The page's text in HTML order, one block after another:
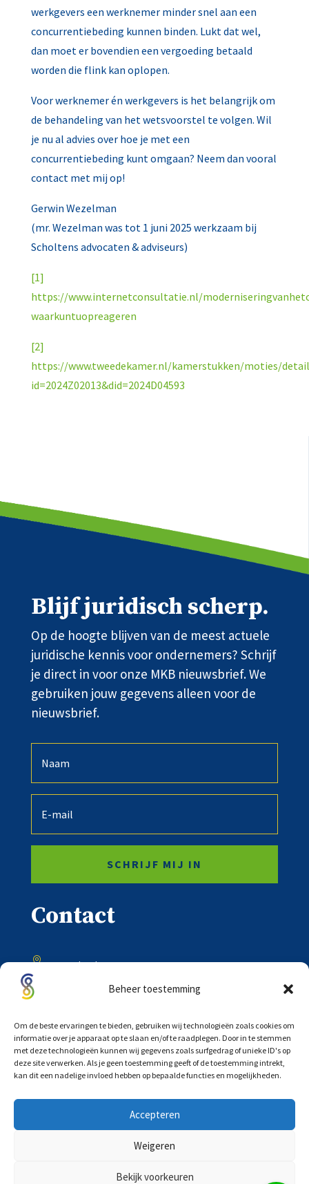
Beheer toestemming
Om de beste ervaringen te bieden, gebruiken wij technologieën zoals cookies om
informatie over je apparaat op te slaan en/of te raadplegen. Door in te stemmen
met deze technologieën kunnen wij gegevens zoals surfgedrag of unieke ID's op
deze site verwerken. Als je geen toestemming geeft of de toestemming intrekt,
kan dit een nadelige invloed hebben op bepaalde functies en mogelijkheden.
Accepteren
Weigeren
Bekijk voorkeuren
werkgevers een werknemer minder snel aan een
concurrentiebeding kunnen binden. Lukt dat wel,
dan moet er bovendien een vergoeding betaald
worden die flink kan oplopen.
Voor werknemer én werkgevers is het belangrijk om
de behandeling van het wetsvoorstel te volgen. Wil
je nu al advies over hoe je met een
concurrentiebeding kunt omgaan? Neem dan vooral
contact met mij op!
Gerwin Wezelman
(mr. Wezelman was tot 1 juni 2025 werkzaam bij
Scholtens advocaten & adviseurs)
[1]
https://www.internetconsultatie.nl/
waarkuntuopreageren
[2]
https://www.tweedekamer.nl/kamerstukken/moties/
id=2024Z02013&did=2024D04593
Blijf juridisch scherp.
Op de hoogte blijven van de meest actuele
juridische kennis voor ondernemers? Schrijf
je direct in voor onze MKB nieuwsbrief. We
gebruiken jouw gegevens alleen voor de
nieuwsbrief.
SCHRIJF MIJ IN
Contact

Onder de Toren 20
8302 BV Emmeloord
0527 – 618333
 info@scholtensadvocaten.nl
ALGEMENE VOORWAARDEN
WEBDESIGN: